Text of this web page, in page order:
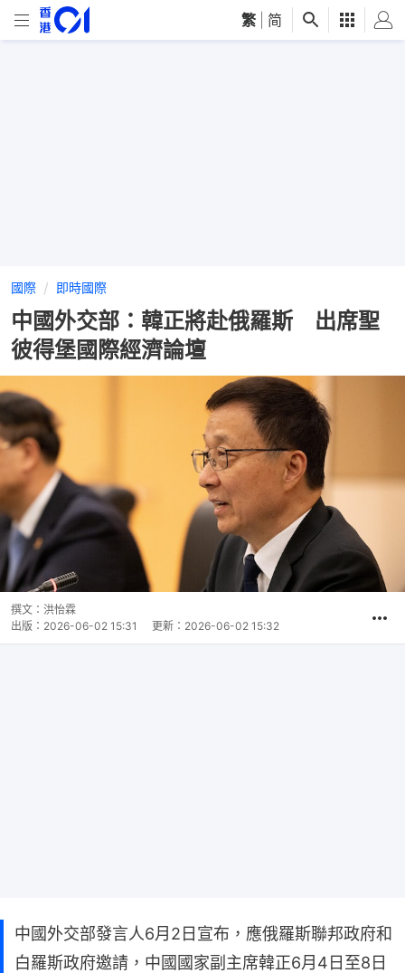
繁 简
國際 即時國際
中國外交部：韓正將赴俄羅斯 出席聖
彼得堡國際經濟論壇
撰文： 洪怡霖
出版： 2026-06-02 15:31 更新： 2026-06-02 15:32
中國外交部發言人6月2日宣布，應俄羅斯聯邦政府和
白羅斯政府邀請，中國國家副主席韓正6月4日至8日